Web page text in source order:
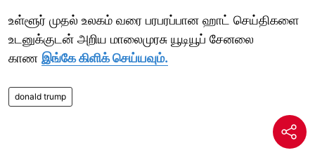
உள்ளூர் முதல் உலகம் வரை பரபரப்பான ஹாட் செய்திகளை
உடனுக்குடன் அறிய மாலைமுரசு யூடியூப் சேனலை
காண இங்கே கிளிக் செய்யவும்.
donald trump